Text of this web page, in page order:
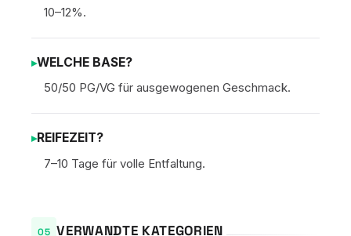
10–12%.
WELCHE BASE?
50/50 PG/VG für ausgewogenen Geschmack.
REIFEZEIT?
7–10 Tage für volle Entfaltung.
VERWANDTE KATEGORIEN